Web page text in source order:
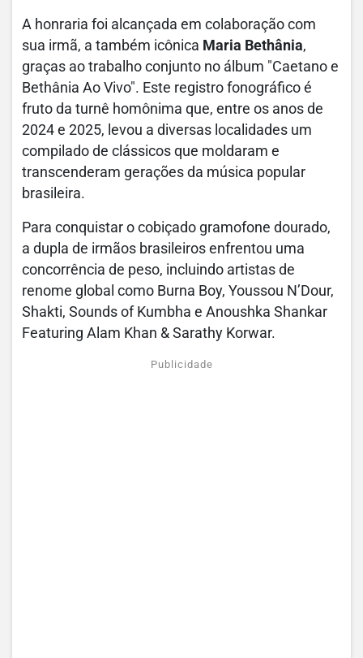
A honraria foi alcançada em colaboração com
sua irmã, a também icônica Maria Bethânia,
graças ao trabalho conjunto no álbum "Caetano e
Bethânia Ao Vivo". Este registro fonográfico é
fruto da turnê homônima que, entre os anos de
2024 e 2025, levou a diversas localidades um
compilado de clássicos que moldaram e
transcenderam gerações da música popular
brasileira.
Para conquistar o cobiçado gramofone dourado,
a dupla de irmãos brasileiros enfrentou uma
concorrência de peso, incluindo artistas de
renome global como Burna Boy, Youssou N’Dour,
Shakti, Sounds of Kumbha e Anoushka Shankar
Featuring Alam Khan & Sarathy Korwar.
Publicidade